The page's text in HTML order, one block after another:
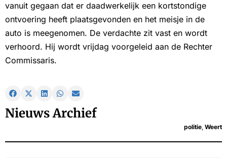
vanuit gegaan dat er daadwerkelijk een kortstondige
ontvoering heeft plaatsgevonden en het meisje in de
auto is meegenomen. De verdachte zit vast en wordt
verhoord. Hij wordt vrijdag voorgeleid aan de Rechter
Commissaris.
Nieuws Archief
politie, Weert